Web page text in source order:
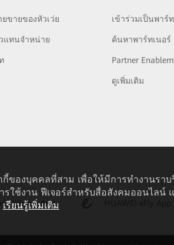
ขายของหัวเว่ย
แทนจำหน่าย
เข้าร่วมเป็นพาร์
ค้นหาพาร์ทเนอร์
Partner
ดูเพิ่มเติม
HiKnow App
ของบุคคลที่สาม เพื่อให้มีการทำงานราบ
ใช้งาน ฟีเจอร์สำหรับสื่อสังคมออนไลน์
เรียนรู้เพิ่มเติม